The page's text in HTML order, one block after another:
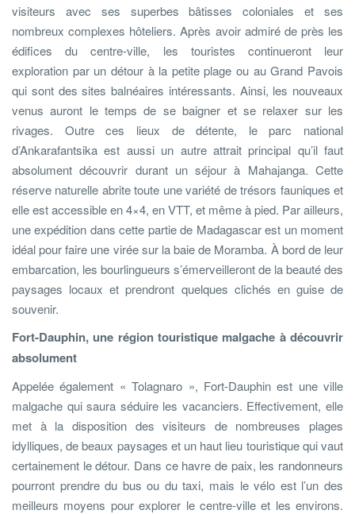
visiteurs avec ses superbes bâtisses coloniales et ses
nombreux complexes hôteliers. Après avoir admiré de près les
édifices du centre-ville, les touristes continueront leur
exploration par un détour à la petite plage ou au Grand Pavois
qui sont des sites balnéaires intéressants. Ainsi, les nouveaux
venus auront le temps de se baigner et se relaxer sur les
rivages. Outre ces lieux de détente, le parc national
d’Ankarafantsika est aussi un autre attrait principal qu’il faut
absolument découvrir durant un séjour à Mahajanga. Cette
réserve naturelle abrite toute une variété de trésors fauniques et
elle est accessible en 4×4, en VTT, et même à pied. Par ailleurs,
une expédition dans cette partie de Madagascar est un moment
idéal pour faire une virée sur la baie de Moramba. À bord de leur
embarcation, les bourlingueurs s’émerveilleront de la beauté des
paysages locaux et prendront quelques clichés en guise de
souvenir.
Fort-Dauphin, une région touristique malgache à découvrir
absolument
Appelée également « Tolagnaro », Fort-Dauphin est une ville
malgache qui saura séduire les vacanciers. Effectivement, elle
met à la disposition des visiteurs de nombreuses plages
idylliques, de beaux paysages et un haut lieu touristique qui vaut
certainement le détour. Dans ce havre de paix, les randonneurs
pourront prendre du bus ou du taxi, mais le vélo est l’un des
meilleurs moyens pour explorer le centre-ville et les environs.